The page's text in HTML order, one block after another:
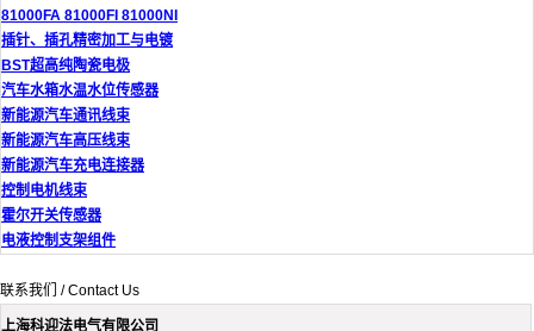
81000FA 81000FI 81000NI
插针、插孔精密加工与电镀
BST超高纯陶瓷电极
汽车水箱水温水位传感器
新能源汽车通讯线束
新能源汽车高压线束
新能源汽车充电连接器
控制电机线束
霍尔开关传感器
电液控制支架组件
联系我们 / Contact Us
上海科迎法电气有限公司